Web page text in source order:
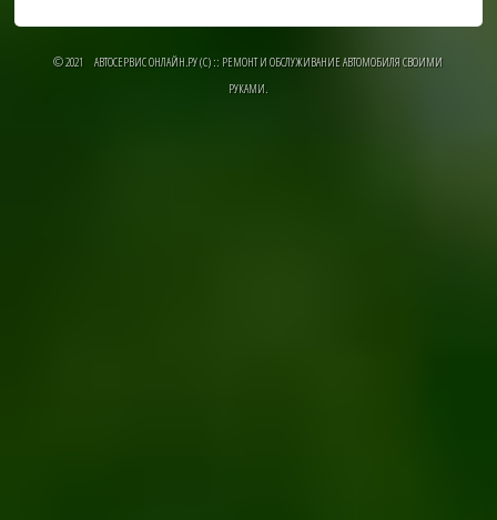
© 2021 АВТОСЕРВИС ОНЛАЙН.РУ (C) :: РЕМОНТ И ОБСЛУЖИВАНИЕ АВТОМОБИЛЯ СВОИМИ
РУКАМИ.